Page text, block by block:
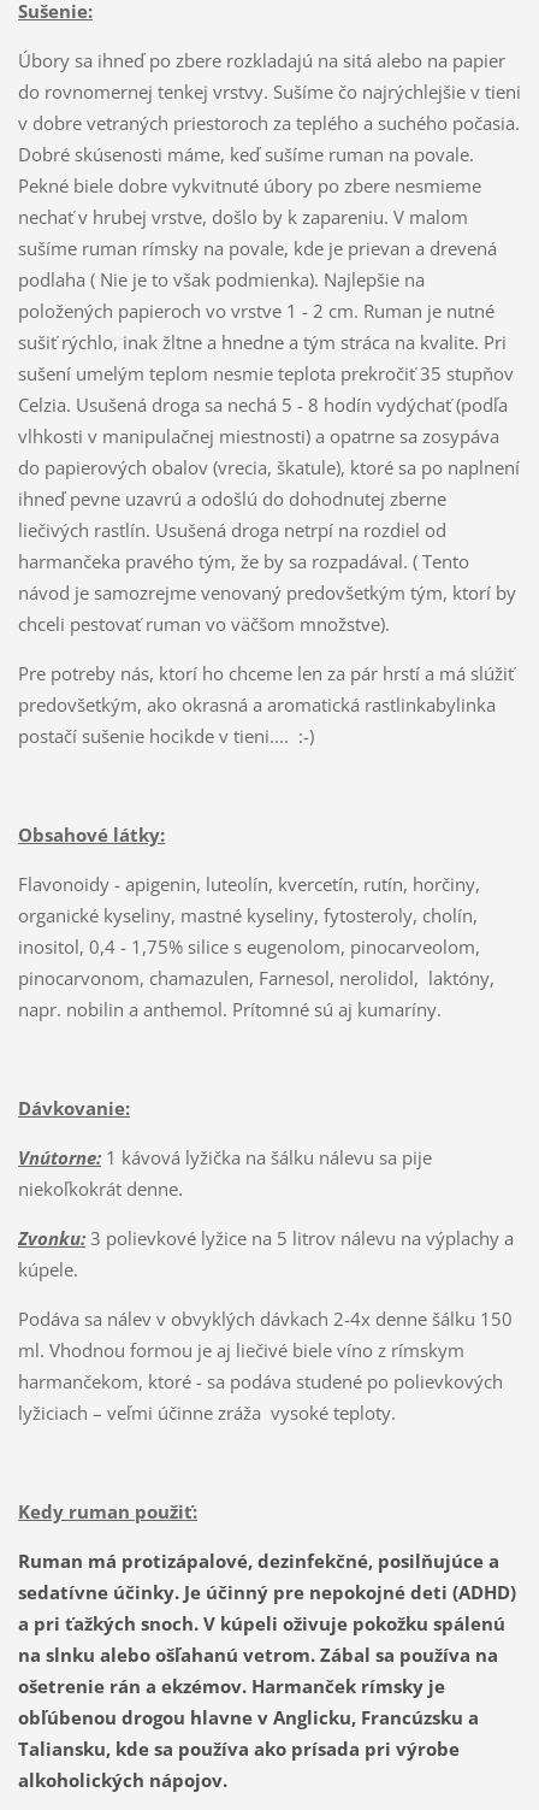
Sušenie:
Úbory sa ihneď po zbere rozkladajú na sitá alebo na papier
do rovnomernej tenkej vrstvy. Sušíme čo najrýchlejšie v tieni
v dobre vetraných priestoroch za teplého a suchého počasia.
Dobré skúsenosti máme, keď sušíme ruman na povale.
Pekné biele dobre vykvitnuté úbory po zbere nesmieme
nechať v hrubej vrstve, došlo by k zapareniu. V malom
sušíme ruman rímsky na povale, kde je prievan a drevená
podlaha ( Nie je to však podmienka). Najlepšie na
položených papieroch vo vrstve 1 - 2 cm. Ruman je nutné
sušiť rýchlo, inak žltne a hnedne a tým stráca na kvalite. Pri
sušení umelým teplom nesmie teplota prekročiť 35 stupňov
Celzia. Usušená droga sa nechá 5 - 8 hodín vydýchať (podľa
vlhkosti v manipulačnej miestnosti) a opatrne sa zosypáva
do papierových obalov (vrecia, škatule), ktoré sa po naplnení
ihneď pevne uzavrú a odošlú do dohodnutej zberne
liečivých rastlín. Usušená droga netrpí na rozdiel od
harmančeka pravého tým, že by sa rozpadával. ( Tento
návod je samozrejme venovaný predovšetkým tým, ktorí by
chceli pestovať ruman vo väčšom množstve).
Pre potreby nás, ktorí ho chceme len za pár hrstí a má slúžiť
predovšetkým, ako okrasná a aromatická rastlinkabylinka
postačí sušenie hocikde v tieni.... :-)
Obsahové látky:
Flavonoidy - apigenin, luteolín, kvercetín, rutín, horčiny,
organické kyseliny, mastné kyseliny, fytosteroly, cholín,
inositol, 0,4 - 1,75% silice s eugenolom, pinocarveolom,
pinocarvonom, chamazulen, Farnesol, nerolidol, laktóny,
napr. nobilin a anthemol. Prítomné sú aj kumaríny.
Dávkovanie:
Vnútorne: 1 kávová lyžička na šálku nálevu sa pije
niekoľkokrát denne.
Zvonku: 3 polievkové lyžice na 5 litrov nálevu na výplachy a
kúpele.
Podáva sa nálev v obvyklých dávkach 2-4x denne šálku 150
ml. Vhodnou formou je aj liečivé biele víno ​​z rímskym
harmančekom, ktoré - sa podáva studené po polievkových
lyžiciach – veľmi účinne zráža vysoké teploty.
Kedy ruman použiť:
Ruman má protizápalové, dezinfekčné, posilňujúce a
sedatívne účinky. Je účinný pre nepokojné deti (ADHD)
a pri ťažkých snoch. V kúpeli oživuje pokožku spálenú
na slnku alebo ošľahanú vetrom. Zábal sa používa na
ošetrenie rán a ekzémov. Harmanček rímsky je
obľúbenou drogou hlavne v Anglicku, Francúzsku a
Taliansku, kde sa používa ako prísada pri výrobe
alkoholických nápojov.